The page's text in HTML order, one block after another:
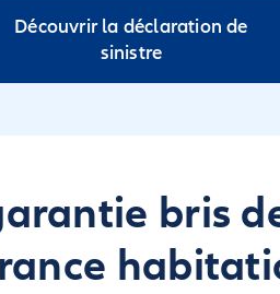
Découvrir la déclaration de
sinistre
bris